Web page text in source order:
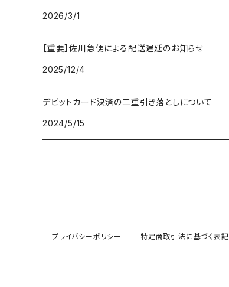
2026/3/1
【重要】佐川急便による配送遅延のお知らせ
2025/12/4
デビットカード決済の二重引き落としについて
2024/5/15
プライバシーポリシー 特定商取引法に基づく表記